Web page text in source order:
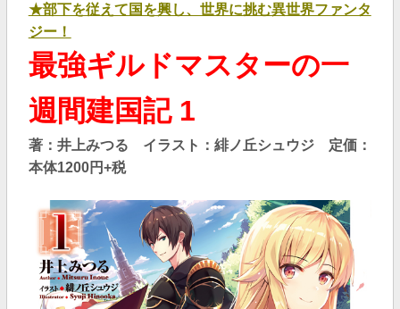
★部下を従えて国を興し、世界に挑む異世界ファンタ
ジー！
最強ギルドマスターの一
週間建国記 1
著：井上みつる イラスト：緋ノ丘シュウジ 定価：
本体1200円+税